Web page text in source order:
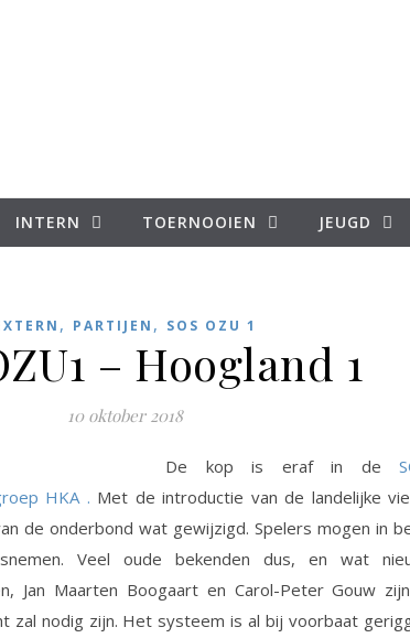
INTERN TOERNOOIEN JEUGD
, PARTIJEN , SOS OZU 1
– Hoogland 1
10 oktober 2018
De kop is eraf in de
HKA . Met de introductie van de landelijke
de onderbond wat gewijzigd. Spelers mogen in
Veel oude bekenden dus, en wat
Jan Maarten Boogaart en Carol-Peter Gouw
zal nodig zijn. Het systeem is al bij voorbaat